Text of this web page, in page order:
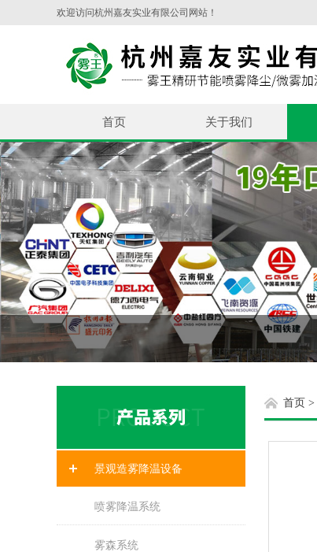
欢迎访问杭州嘉友实业有限公司网站！
首页 关于我们
景观造雾降温设备
喷雾降温系统
雾森系统
首页 >